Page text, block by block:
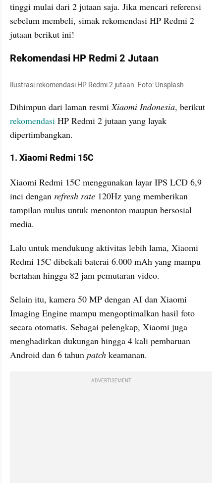
tinggi mulai dari 2 jutaan saja. Jika mencari referensi
sebelum membeli, simak rekomendasi HP Redmi 2
jutaan berikut ini!
Rekomendasi HP Redmi 2 Jutaan
Ilustrasi rekomendasi HP Redmi 2 jutaan. Foto: Unsplash.
Dihimpun dari laman resmi Xiaomi Indonesia
rekomendasi HP Redmi 2 jutaan yang layak
dipertimbangkan.
1. Xiaomi Redmi 15C
Xiaomi Redmi 15C menggunakan layar IPS LCD 6,9
inci dengan refresh rate 120Hz yang memberikan
tampilan mulus untuk menonton maupun bersosial
media.
Lalu untuk mendukung aktivitas lebih lama, Xiaomi
Redmi 15C dibekali baterai 6.000 mAh yang mampu
bertahan hingga 82 jam pemutaran video.
Selain itu, kamera 50 MP dengan AI dan Xiaomi
Imaging Engine mampu mengoptimalkan hasil foto
secara otomatis. Sebagai pelengkap, Xiaomi juga
menghadirkan dukungan hingga 4 kali pembaruan
Android dan 6 tahun patch keamanan.
ADVERTISEMENT